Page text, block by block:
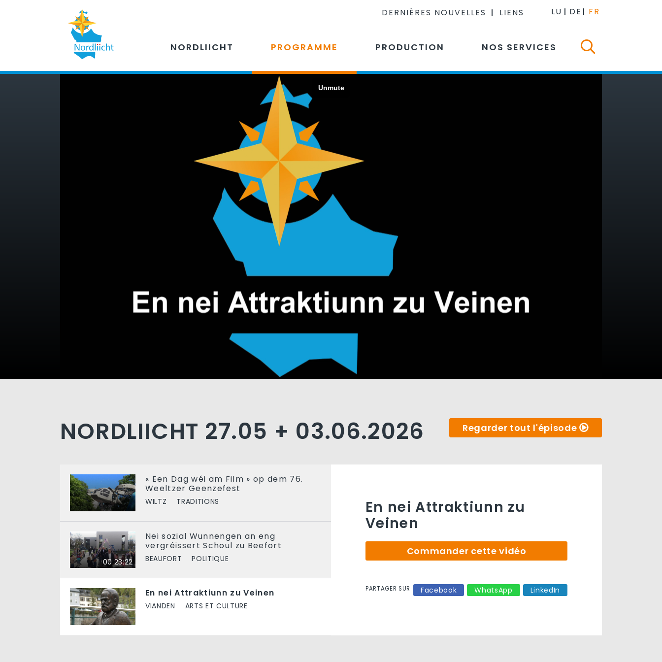
DERNIÈRES NOUVELLES LIENS LU DE FR
NORDLIICHT PROGRAMME PRODUCTION NOS SERVICES
NORDLIICHT 27.05 + 03.06.2026 Regarder tout l'épisode
« Een Dag wéi am Film » op dem 76.
Weeltzer Geenzefest
WILTZ TRADITIONS
00:23:22
Nei sozial Wunnengen an eng
vergréissert Schoul zu Beefort
BEAUFORT POLITIQUE
En nei Attraktiunn zu Veinen
VIANDEN ARTS ET CULTURE
En nei Attraktiunn zu
Veinen
Commander cette vidéo
PARTAGER SUR Facebook WhatsApp LinkedIn